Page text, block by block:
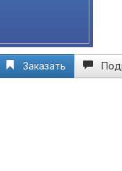
Заказать